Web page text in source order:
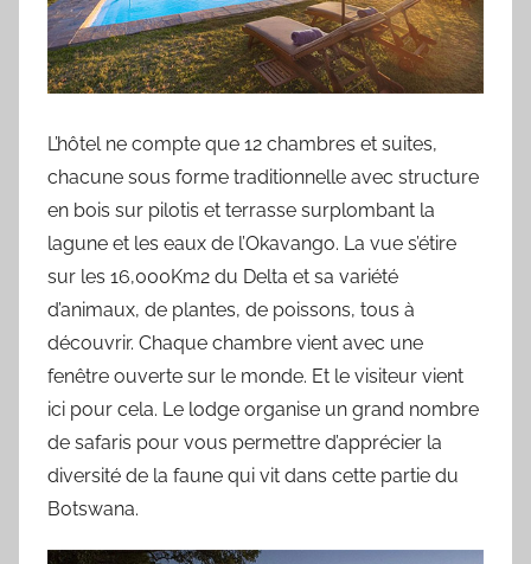
L’hôtel ne compte que 12 chambres et suites,
chacune sous forme traditionnelle avec structure
en bois sur pilotis et terrasse surplombant la
lagune et les eaux de l’Okavango. La vue s’étire
sur les 16,000Km2 du Delta et sa variété
d’animaux, de plantes, de poissons, tous à
découvrir. Chaque chambre vient avec une
fenêtre ouverte sur le monde. Et le visiteur vient
ici pour cela. Le lodge organise un grand nombre
de safaris pour vous permettre d’apprécier la
diversité de la faune qui vit dans cette partie du
Botswana.